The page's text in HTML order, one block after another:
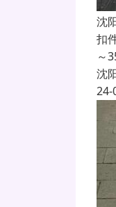
沈
扣
～
沈
24-